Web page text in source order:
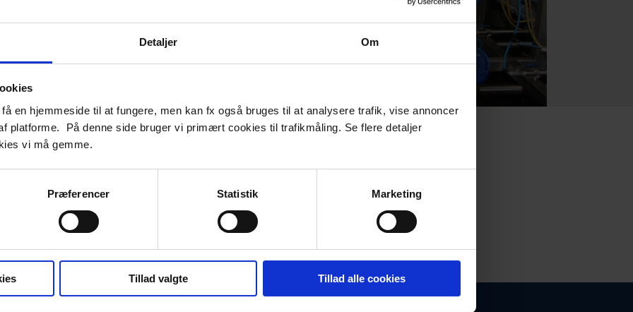
Detaljer Om
en hjemmeside til at fungere, men kan fx også bruges til at analysere trafik, vise annoncer
platforme. På denne side bruger vi primært cookies til trafikmåling. Se flere detaljer
vi må gemme.
Præferencer Statistik Marketing
Tillad valgte Tillad alle cookies
slået op.
til at kontakte os uopfordret, da vi løbende søger bl.a. kvalitetsbevidste rustfaste smede.
så send os en uopfordret ansøgning på:
job@hobrorustfri.dk
- se jobopslagher